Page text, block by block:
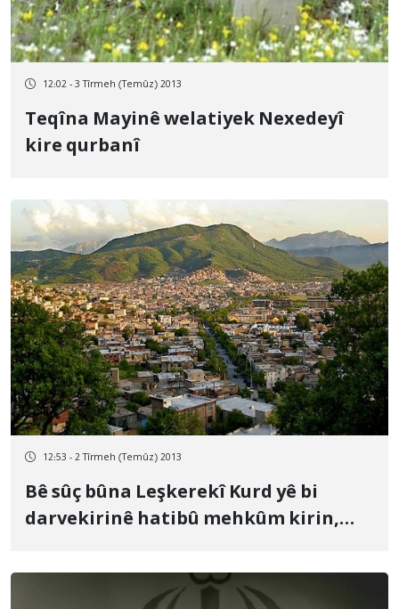
12:02 - 3 Tîrmeh (Temûz) 2013
Teqîna Mayinê welatiyek Nexedeyî
kire qurbanî
12:53 - 2 Tîrmeh (Temûz) 2013
Bê sûç bûna Leşkerekî Kurd yê bi
darvekirinê hatibû mehkûm kirin,